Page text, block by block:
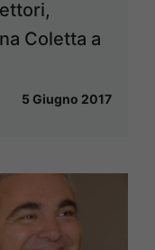
Coletta a
5 Giugno 2017